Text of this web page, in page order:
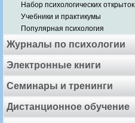
Набор психологических открыток
Учебники и практикумы
Популярная психология
Журналы по психологии
Электронные книги
Семинары и тренинги
Дистанционное обучение